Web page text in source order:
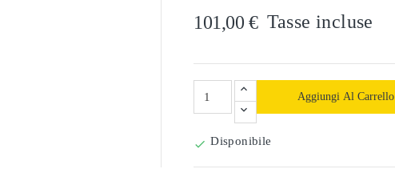
101,00 € Tasse incluse
Aggiungi Al Carrello
 Disponibile